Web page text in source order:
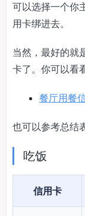
可以选择一个你
用卡绑进去。
当然，最好的就
卡了。你可以看
餐厅用餐
也可以参考总结
吃饭
信用卡